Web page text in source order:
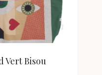
Vert Bisou